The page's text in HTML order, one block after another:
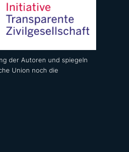
der Autoren und spiegeln
Union noch die